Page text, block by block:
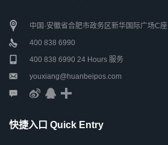
中国·安徽省合肥市政务区新华国际广场C座
400 838 6990
400 838 6990 24 Hours 服务
youxiang@huanbeipos.com
快捷入口 Quick Entry